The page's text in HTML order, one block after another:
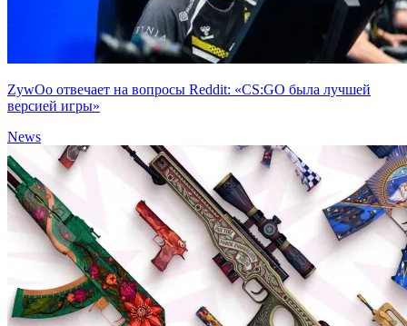
ZywOo отвечает на вопросы Reddit: «CS:GO была лучшей
версией игры»
News